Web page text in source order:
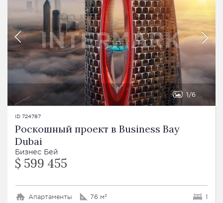
1 6
ID 724787
Роскошный проект в Business Bay
Dubai
Бизнес Бей
$ 599 455
Апартаменты 76 м² 1